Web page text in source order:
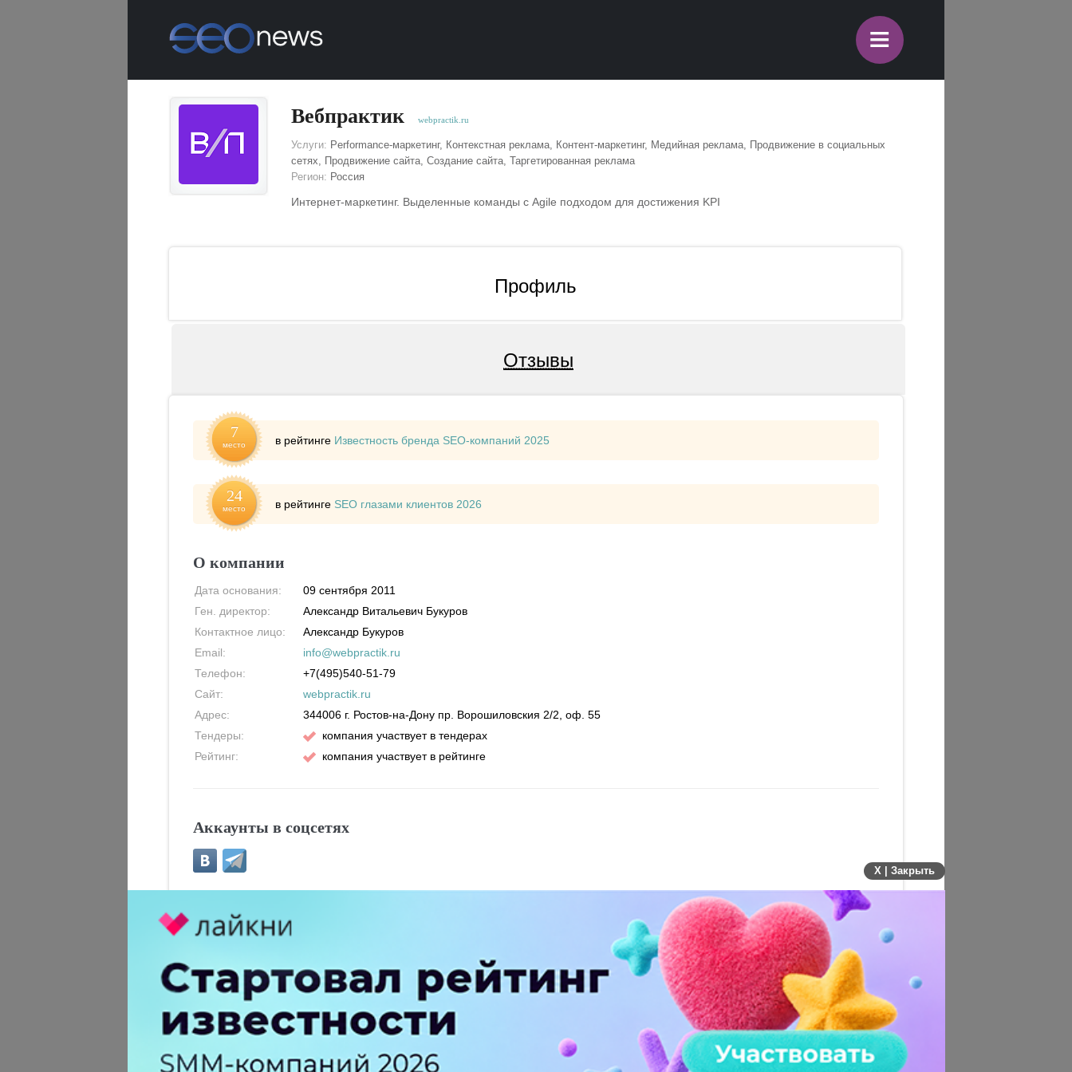
≡
Вебпрактик webpractik.ru
Услуги: Performance-маркетинг, Контекстная реклама, Контент-маркетинг, Медийная реклама, Продвижение в социальных
сетях, Продвижение сайта, Создание сайта, Таргетированная реклама
Регион: Россия
Интернет-маркетинг. Выделенные команды с Agile подходом для достижения KPI
Профиль
Отзывы
7
место в рейтинге Известность бренда SEO-компаний 2025
24
место в рейтинге SEO глазами клиентов 2026
О компании
Дата основания:
09 сентября 2011
Ген. директор:
Александр Витальевич Букуров
Контактное лицо:
Александр Букуров
Email:
info@webpractik.ru
Телефон:
+7(495)540-51-79
Сайт:
webpractik.ru
Адрес:
344006 г. Ростов-на-Дону пр. Ворошиловския 2/2, оф. 55
Тендеры:
компания участвует в тендерах
Рейтинг:
компания участвует в рейтинге
Аккаунты в соцсетях
X | Закрыть
ПЕРЕЙТИ НА ПОЛНУЮ ВЕРСИЮ
© SEOnews.ru Все права защищены. 2026